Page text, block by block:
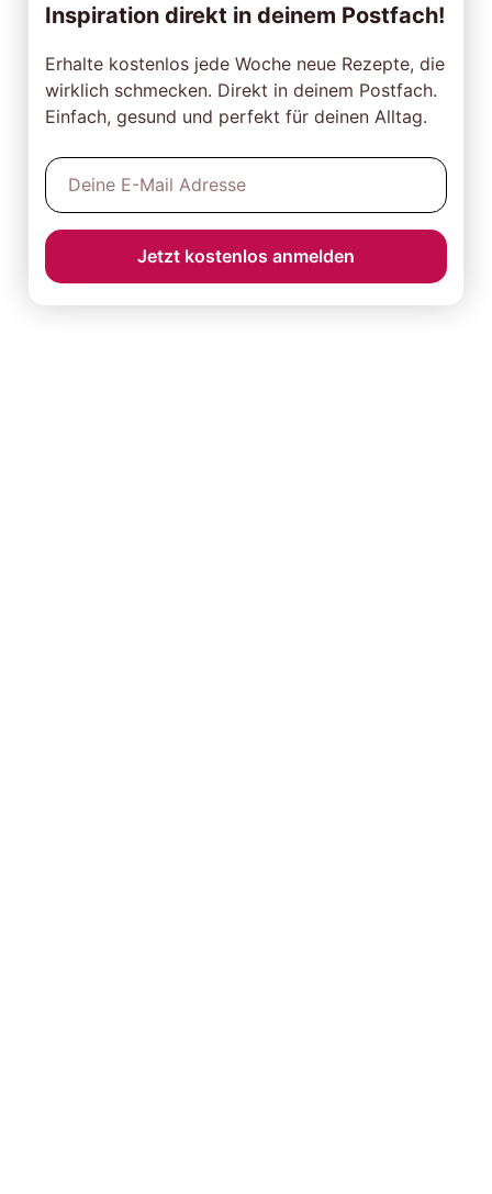
Inspiration direkt in deinem Postfach!
Erhalte kostenlos jede Woche neue Rezepte, die
wirklich schmecken. Direkt in deinem Postfach.
Einfach, gesund und perfekt für deinen Alltag.
Jetzt kostenlos anmelden